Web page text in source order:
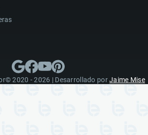
2020 - 2026 | Desarrollado porJaime Mise